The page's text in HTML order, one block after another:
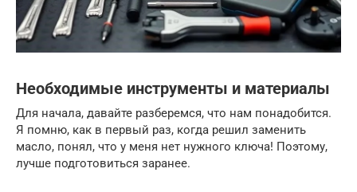
Необходимые инструменты и материалы
Для начала, давайте разберемся, что нам понадобится.
Я помню, как в первый раз, когда решил заменить
масло, понял, что у меня нет нужного ключа! Поэтому,
лучше подготовиться заранее.